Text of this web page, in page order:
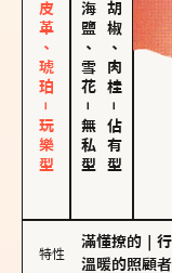
皮革、琥珀－玩樂型 海鹽、雪花
－
無私型
胡椒、肉桂
－
佔有型
特性
滿懂撩的
溫暖的照顧者